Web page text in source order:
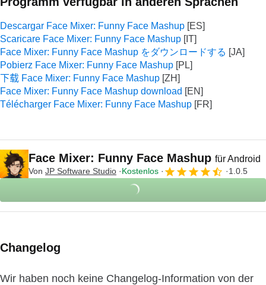
Descargar Face Mixer: Funny Face Mashup
Scaricare Face Mixer: Funny Face Mashup
Face Mixer: Funny Face Mashup をダウンロードする
Pobierz Face Mixer: Funny Face Mashup
下载 Face Mixer: Funny Face Mashup
Face Mixer: Funny Face Mashup download
Télécharger Face Mixer: Funny Face Mashup
Face Mixer: Funny Face Mashup für Android
Von JP Software Studio Kostenlos 1.0.5
Changelog
Wir haben noch keine Changelog-Information von der